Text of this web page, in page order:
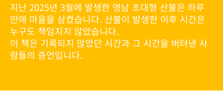
지난 2025년 3월에 발생한 영남 초대형 산불은 하루
만에 마을을 삼켰습니다. 산불이 발생한 이후 시간은
누구도 책임지지 않았습니다.
이 책은 기록되지 않았던 시간과 그 시간을 버텨낸 사
람들의 증언입니다.